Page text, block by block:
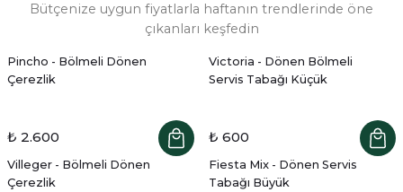
Bütçenize uygun fiyatlarla haftanın trendlerinde öne
çıkanları keşfedin
Pincho - Bölmeli Dönen
Çerezlik
₺ 2.600
Victoria - Dönen Bölmeli
Servis Tabağı Küçük
₺ 600
Villeger - Bölmeli Dönen
Çerezlik
Fiesta Mix - Dönen Servis
Tabağı Büyük